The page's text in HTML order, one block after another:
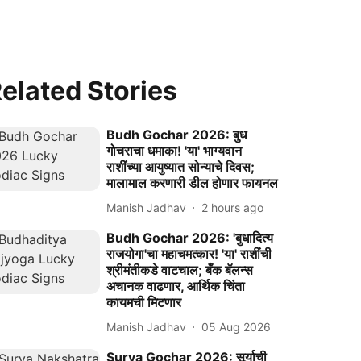
Stories
Budh Gochar 2026: बुध
गोचराचा धमाका! 'या' भाग्यवान
राशींच्या आयुष्यात सोन्याचे दिवस;
मालामाल करणारी डील होणार फायनल
Manish Jadhav 2 hours ago
Budh Gochar 2026: 'बुधादित्य
राजयोगा'चा महाचमत्कार! 'या' राशींची
श्रीमंतीकडे वाटचाल; बँक बॅलन्स
अचानक वाढणार, आर्थिक चिंता
कायमची मिटणार
Manish Jadhav 05 Aug 2026
Surya Gochar 2026: सूर्याची